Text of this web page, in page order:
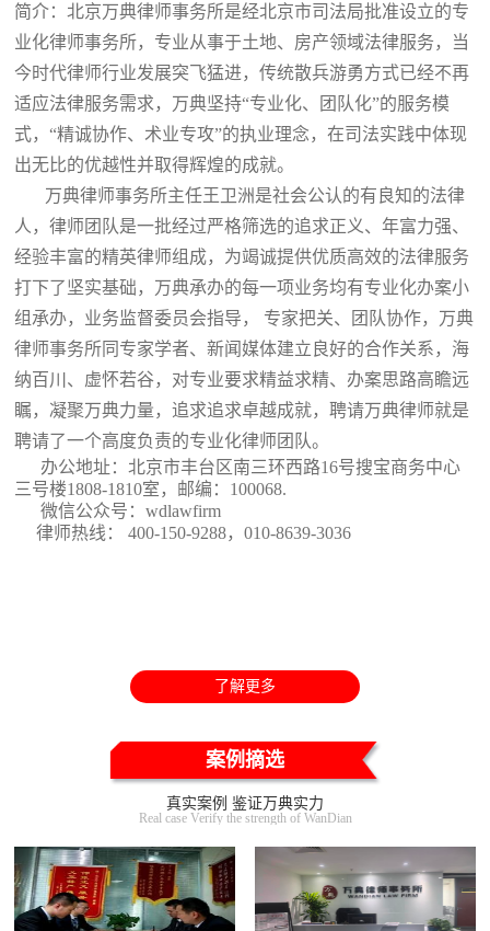
简介：北京万典律师事务所是经北京市司法局批准设立的专
业化律师事务所，专业从事于土地、房产领域法律服务，当
今时代律师行业发展突飞猛进，传统散兵游勇方式已经不再
适应法律服务需求，万典坚持“专业化、团队化”的服务模
式，“精诚协作、术业专攻”的执业理念，在司法实践中体现
出无比的优越性并取得辉煌的成就。
万典律师事务所主任王卫洲是社会公认的有良知的法律
人，律师团队是一批经过严格筛选的追求正义、年富力强、
经验丰富的精英律师组成，为竭诚提供优质高效的法律服务
打下了坚实基础，万典承办的每一项业务均有专业化办案小
组承办，业务监督委员会指导， 专家把关、团队协作，万典
律师事务所同专家学者、新闻媒体建立良好的合作关系，海
纳百川、虚怀若谷，对专业要求精益求精、办案思路高瞻远
瞩，凝聚万典力量，追求追求卓越成就，聘请万典律师就是
聘请了一个高度负责的专业化律师团队。
办公地址：北京市丰台区南三环西路16号搜宝商务中心
三号楼1808-1810室 ，邮编：100068.
微信公众号：wdlawfirm
律师热线： 400-150-9288，010-8639-3036
了解更多
案例摘选
真实案例 鉴证万典实力
Real case Verify the strength of WanDian